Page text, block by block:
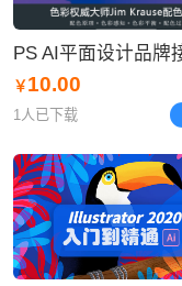
￥ 10.00
1人已下载